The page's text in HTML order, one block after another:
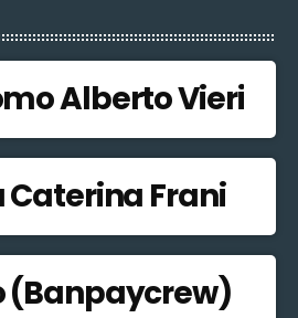
Alberto Vieri
Caterina Frani
(Banpaycrew)